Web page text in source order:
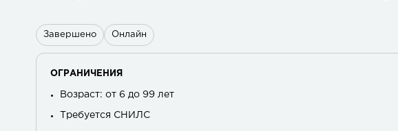
Завершено Онлайн
ОГРАНИЧЕНИЯ
Возраст: от 6 до 99 лет
Требуется СНИЛС